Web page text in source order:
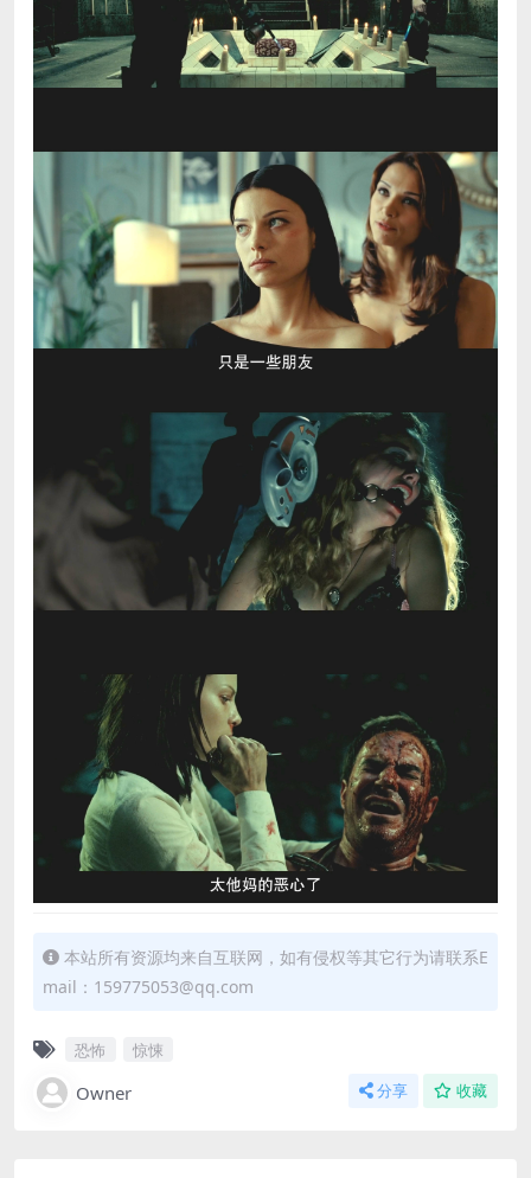
本站所有资源均来自互联网，如有侵权等其它行为请联系E
mail：159775053@qq.com
恐怖 惊悚
Owner 分享 收藏